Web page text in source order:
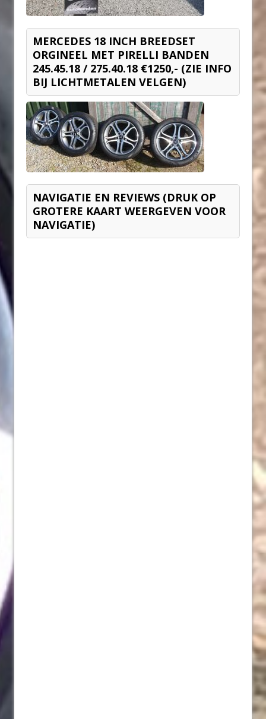
MERCEDES 18 INCH BREEDSET
ORGINEEL MET PIRELLI BANDEN
245.45.18 / 275.40.18 €1250,- (ZIE INFO
BIJ LICHTMETALEN VELGEN)
NAVIGATIE EN REVIEWS (DRUK OP
GROTERE KAART WEERGEVEN VOOR
NAVIGATIE)